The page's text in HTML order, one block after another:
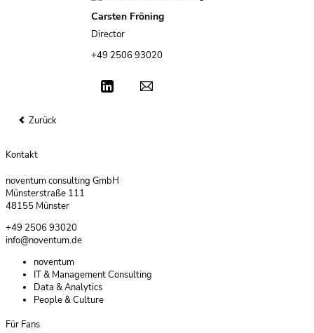
Carsten Fröning
Director
+49 2506 93020
Zurück
Kontakt
noventum consulting GmbH
Münsterstraße 111
48155 Münster
+49 2506 93020
info@noventum.de
Navigation
überspringen
noventum
IT & Management Consulting
Data & Analytics
People & Culture
Für Fans